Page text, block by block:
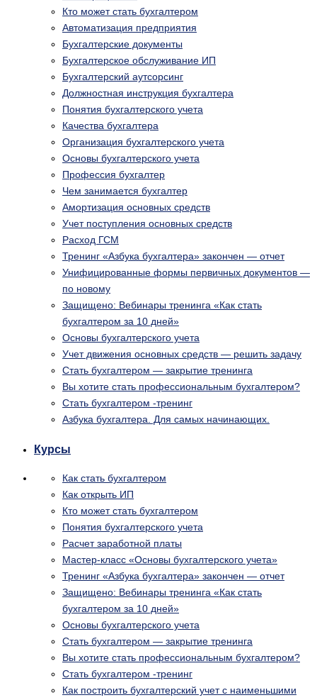
Кто может стать бухгалтером
Автоматизация предприятия
Бухгалтерские документы
Бухгалтерское обслуживание ИП
Бухгалтерский аутсорсинг
Должностная инструкция бухгалтера
Понятия бухгалтерского учета
Качества бухгалтера
Организация бухгалтерского учета
Основы бухгалтерского учета
Профессия бухгалтер
Чем занимается бухгалтер
Амортизация основных средств
Учет поступления основных средств
Расход ГСМ
Тренинг «Азбука бухгалтера» закончен — отчет
Унифицированные формы первичных документов —
по новому
Защищено: Вебинары тренинга «Как стать
бухгалтером за 10 дней»
Основы бухгалтерского учета
Учет движения основных средств — решить задачу
Стать бухгалтером — закрытие тренинга
Вы хотите стать профессиональным бухгалтером?
Стать бухгалтером -тренинг
Азбука бухгалтера. Для самых начинающих.
Курсы
Как стать бухгалтером
Как открыть ИП
Кто может стать бухгалтером
Понятия бухгалтерского учета
Расчет заработной платы
Мастер-класс «Основы бухгалтерского учета»
Тренинг «Азбука бухгалтера» закончен — отчет
Защищено: Вебинары тренинга «Как стать
бухгалтером за 10 дней»
Основы бухгалтерского учета
Стать бухгалтером — закрытие тренинга
Вы хотите стать профессиональным бухгалтером?
Стать бухгалтером -тренинг
Как построить бухгалтерский учет с наименьшими